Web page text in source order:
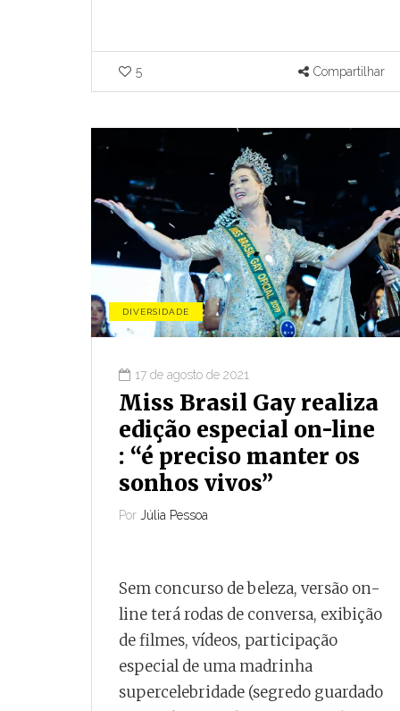
5 Compartilhar
DIVERSIDADE
17 de agosto de 2021
Miss Brasil Gay realiza
edição especial on-line
: “é preciso manter os
sonhos vivos”
Por Júlia Pessoa
Sem concurso de beleza, versão on-
line terá rodas de conversa, exibição
de filmes, vídeos, participação
especial de uma madrinha
supercelebridade (segredo guardado